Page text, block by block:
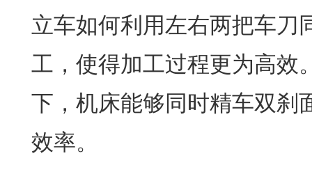
立车如何利用左右两把车刀
工，使得加工过程更为高效
下，机床能够同时精车双刹
效率。